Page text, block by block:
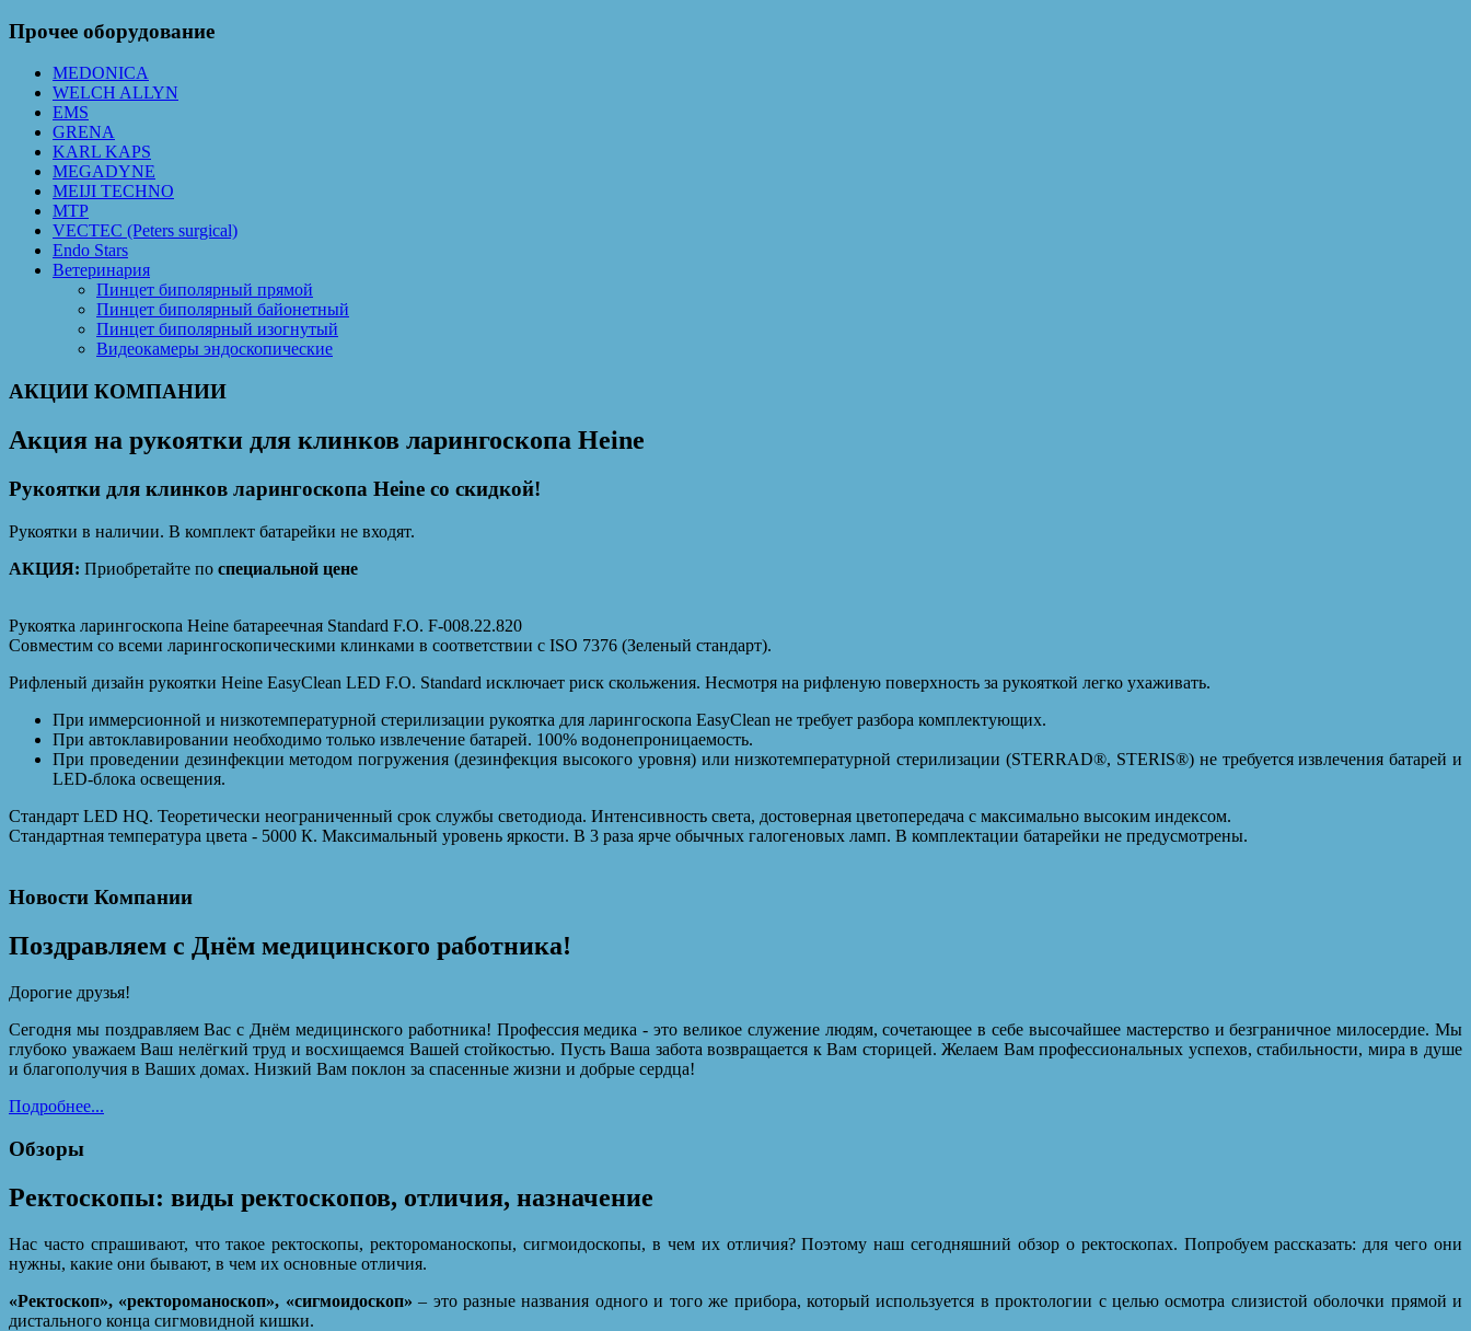
Прочее оборудование
MEDONICA
WELCH ALLYN
EMS
GRENA
KARL KAPS
MEGADYNE
MEIJI TECHNO
MTP
VECTEC (Peters surgical)
Endo Stars
Ветеринария
Пинцет биполярный прямой
Пинцет биполярный байонетный
Пинцет биполярный изогнутый
Видеокамеры эндоскопические
АКЦИИ КОМПАНИИ
Акция на рукоятки для клинков ларингоскопа Heine
Рукоятки для клинков ларингоскопа Heine со скидкой!
Рукоятки в наличии. В комплект батарейки не входят.
АКЦИЯ: Приобретайте по специальной цене
Рукоятка ларингоскопа Heine батареечная Standard F.O. F-008.22.820
Совместим со всеми ларингоскопическими клинками в соответствии с ISO 7376 (Зеленый стандарт).
Рифленый дизайн рукоятки Heine EasyClean LED F.O. Standard исключает риск скольжения. Несмотря на рифленую поверхность за рукояткой легко ухаживать.
При иммерсионной и низкотемпературной стерилизации рукоятка для ларингоскопа EasyClean не требует разбора комплектующих.
При автоклавировании необходимо только извлечение батарей. 100% водонепроницаемость.
При проведении дезинфекции методом погружения (дезинфекция высокого уровня) или низкотемпературной стерилизации (STERRAD®, STERIS®) не требуется извлечения батарей и
LED-блока освещения.
Стандарт LED HQ. Теоретически неограниченный срок службы светодиода. Интенсивность света, достоверная цветопередача с максимально высоким индексом.
Стандартная температура цвета - 5000 К. Максимальный уровень яркости. В 3 раза ярче обычных галогеновых ламп. В комплектации батарейки не предусмотрены.
Новости Компании
Поздравляем с Днём медицинского работника!
Дорогие друзья!
Сегодня мы поздравляем Вас с Днём медицинского работника! Профессия медика - это великое служение людям, сочетающее в себе высочайшее мастерство и безграничное милосердие. Мы
глубоко уважаем Ваш нелёгкий труд и восхищаемся Вашей стойкостью. Пусть Ваша забота возвращается к Вам сторицей. Желаем Вам профессиональных успехов, стабильности, мира в душе
и благополучия в Ваших домах. Низкий Вам поклон за спасенные жизни и добрые сердца!
Подробнее...
Обзоры
Ректоскопы: виды ректоскопов, отличия, назначение
Нас часто спрашивают, что такое ректоскопы, ректороманоскопы, сигмоидоскопы, в чем их отличия? Поэтому наш сегодняшний обзор о ректоскопах. Попробуем рассказать: для чего они
нужны, какие они бывают, в чем их основные отличия.
«Ректоскоп», «ректороманоскоп», «сигмоидоскоп» – это разные названия одного и того же прибора, который используется в проктологии с целью осмотра слизистой оболочки прямой и
дистального конца сигмовидной кишки.